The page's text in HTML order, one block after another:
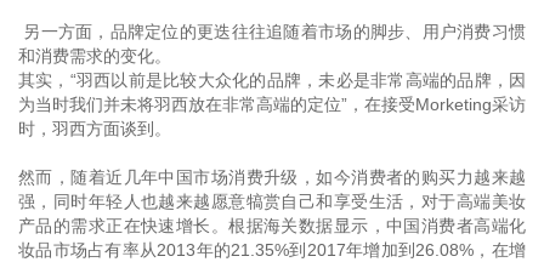
另一方面，品牌定位的更迭往往追随着市场的脚步、用户消费习惯
和消费需求的变化。
其实，“羽西以前是比较大众化的品牌，未必是非常高端的品牌，因
为当时我们并未将羽西放在非常高端的定位”，在接受Morketing采访
时，羽西方面谈到。
然而，随着近几年中国市场消费升级，如今消费者的购买力越来越
强，同时年轻人也越来越愿意犒赏自己和享受生活，对于高端美妆
产品的需求正在快速增长。根据海关数据显示，中国消费者高端化
妆品市场占有率从2013年的21.35%到2017年增加到26.08%，在增